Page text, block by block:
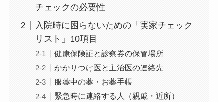
チェックの必要性
入院時に困らないための「実家チェック
リスト」10項目
健康保険証と診察券の保管場所
かかりつけ医と主治医の連絡先
服薬中の薬・お薬手帳
緊急時に連絡する人（親戚・近所）